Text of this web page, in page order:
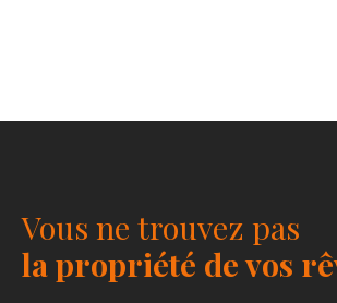
Vous ne trouvez pas
la propriété de vos